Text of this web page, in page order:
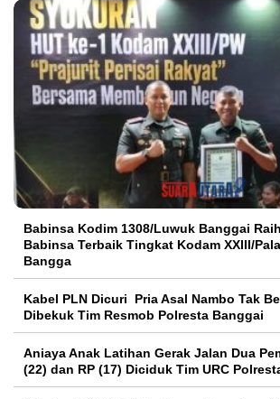
Babinsa Kodim 1308/Luwuk Banggai
Babinsa Terbaik Tingkat Kodam XXIII/
Bangga
Kabel PLN Dicuri Pria Asal Nambo Tak
Dibekuk Tim Resmob Polresta Banggai
Aniaya Anak Latihan Gerak Jalan Dua
(22) dan RP (17) Diciduk Tim URC